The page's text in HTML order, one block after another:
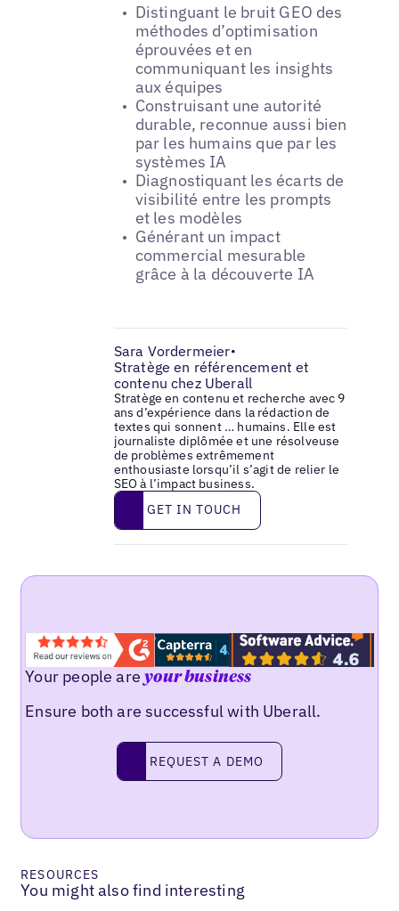
Distinguant le bruit GEO des
méthodes d’optimisation
éprouvées et en
communiquant les insights
aux équipes
Construisant une autorité
durable, reconnue aussi bien
par les humains que par les
systèmes IA
Diagnostiquant les écarts de
visibilité entre les prompts
et les modèles
Générant un impact
commercial mesurable
grâce à la découverte IA
Sara Vordermeier•
Stratège en référencement et
contenu chez Uberall
Stratège en contenu et recherche avec 9
ans d’expérience dans la rédaction de
textes qui sonnent … humains. Elle est
journaliste diplômée et une résolveuse
de problèmes extrêmement
enthousiaste lorsqu’il s’agit de relier le
SEO à l’impact business.
Get in touch
GET IN TOUCH
Your people areyour business
Ensure both are successful with Uberall.
Request a demo
REQUEST A DEMO
RESOURCES
You might also find interesting